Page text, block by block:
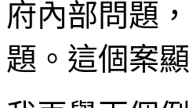
府內部問題
題。這個案